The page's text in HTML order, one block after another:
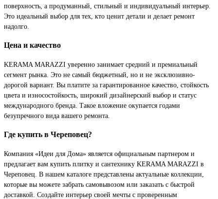
поверхность, а продуманный, стильный и индивидуальный интерьер.
Это идеальный выбор для тех, кто ценит детали и делает ремонт
надолго.
Цена и качество
KERAMA MARAZZI уверенно занимает средний и премиальный
сегмент рынка. Это не самый бюджетный, но и не эксклюзивно-
дорогой вариант. Вы платите за гарантированное качество, стойкость
цвета и износостойкость, широкий дизайнерский выбор и статус
международного бренда. Такое вложение окупается годами
безупречного вида вашего ремонта.
Где купить в Череповец?
Компания «Идеи для Дома» является официальным партнером и
предлагает вам купить плитку и сантехнику KERAMA MARAZZI в
Череповец. В нашем каталоге представлены актуальные коллекции,
которые вы можете забрать самовывозом или заказать с быстрой
доставкой. Создайте интерьер своей мечты с проверенным